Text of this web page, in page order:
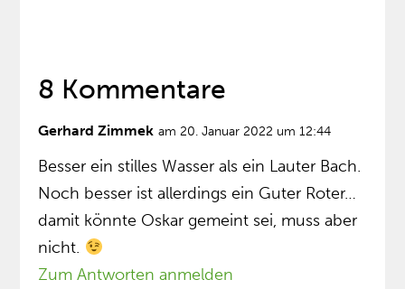
8 Kommentare
Gerhard Zimmek am 20. Januar 2022 um 12:44
Besser ein stilles Wasser als ein Lauter Bach.
Noch besser ist allerdings ein Guter Roter…
damit könnte Oskar gemeint sei, muss aber
nicht.
Zum Antworten anmelden